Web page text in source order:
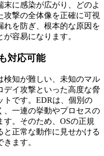
に感染が広がり、どのよ
攻撃の全体像を正確に可視
れを防ぎ、根本的な原因を
容易になります。
対応可能
検知が難しい、未知のマル
デイ攻撃といった高度な脅
トです。EDRは、個別の
、一連の挙動やプロセスの
。そのため、OSの正規
と正常な動作に見せかける
ます。